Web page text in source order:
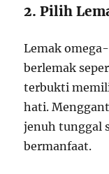
2. Pilih
Lemak
berlemak
terbukti
hati.
jenuh tunggal
bermanfaat.